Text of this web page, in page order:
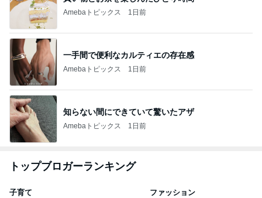
Amebaトピックス 1日前
一手間で便利なカルティエの存在感
Amebaトピックス 1日前
知らない間にできていて驚いたアザ
Amebaトピックス 1日前
トップブロガーランキング
子育て ファッション